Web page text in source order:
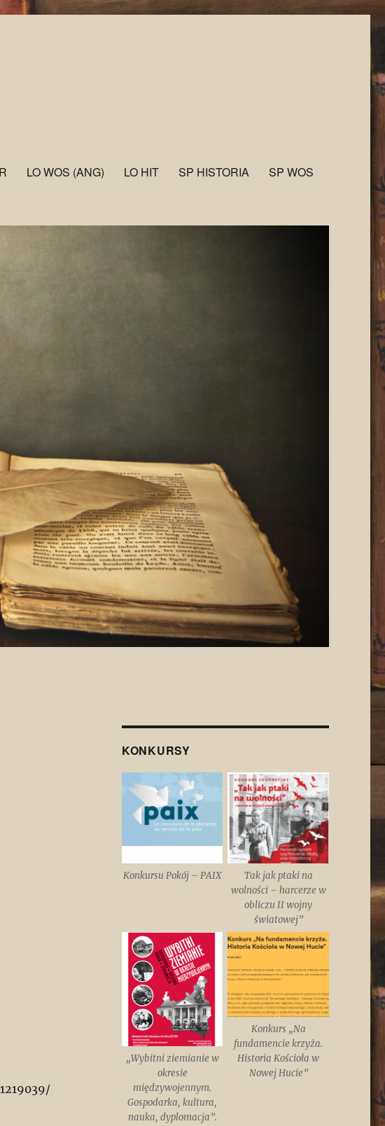
LO WOS (ANG) LO HIT SP HISTORIA SP WOS
KONKURSY
Konkursu Pokój – PAIX
Tak jak ptaki na
wolności – harcerze w
obliczu II wojny
światowej”
„Wybitni ziemianie w
okresie
międzywojennym.
Gospodarka, kultura,
nauka, dyplomacja”.
Konkurs „Na
fundamencie krzyża.
Historia Kościoła w
Nowej Hucie”